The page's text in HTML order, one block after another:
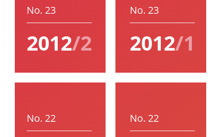
No. 23
2012/2
No. 23
2012/1
No. 22 No. 22